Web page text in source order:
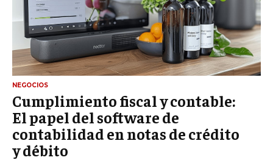
NEGOCIOS
Cumplimiento fiscal y contable:
El papel del software de
contabilidad en notas de crédito
y débito